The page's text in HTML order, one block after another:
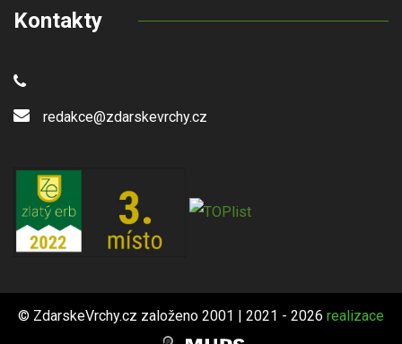
Kontakty
redakce@zdarskevrchy.cz
© ZdarskeVrchy.cz založeno 2001 | 2021 - 2026 realizace